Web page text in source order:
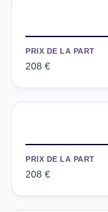
PRIX DE LA PART
208 €
PRIX DE LA PART
208 €